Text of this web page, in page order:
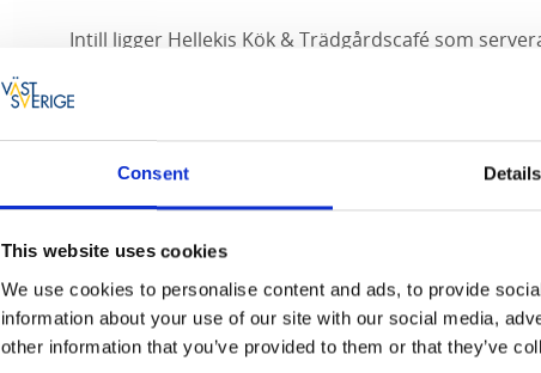
Consent Details
This website uses cookies
We use cookies to personalise content and ads, to provide
information about your use of our site with our social media,
other information that you’ve provided to them or that they’ve
Intill ligger Hellekis Kök & Trädgårdscafé som
släktkalas och andra festligheter. Plats för 95 gäster.